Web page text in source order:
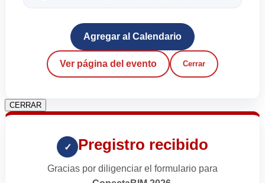
Agregar al Calendario
Ver página del evento Cerrar
CERRAR
✓ Pregistro recibido
Gracias por diligenciar el formulario para